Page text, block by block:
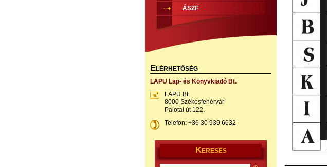
ÁSZF
ELÉRHETŐSÉG
LAPU Lap- és Könyvkiadó Bt.
LAPU Bt.
8000 Székesfehérvár
Palotai út 122.
Telefon: +36 30 939 6632
KERESÉS